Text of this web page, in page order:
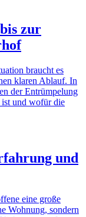
bis zur
braucht es
klaren Ablauf. In
der Entrümpelung
und wofür die
und
eine große
Wohnung, sondern